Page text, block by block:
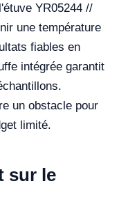
YR05244 //
une température
fiables en
intégrée garantit
un obstacle pour
limité.
sur le